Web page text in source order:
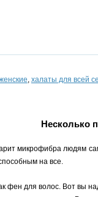
, халаты для всей
Несколько
микрофибра людям
на все.
фен для волос. Вот вы